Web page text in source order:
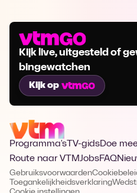
Kijk live, uitgesteld of
bingewatchen
Kijk op
Programma's TV-gidsDoe
Route naar VTMJobsFAQ
Gebruiksvoorwaarden
Toegankelijkheidsverklaring